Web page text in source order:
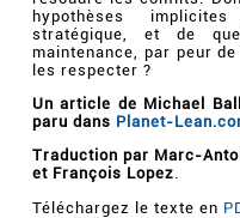
hypothèses
stratégique, et de
maintenance, par peur
les respecter ?
Un article de Michael
paru dans Planet-
Traduction par Marc-
et François Lopez.
Téléchargez le texte en